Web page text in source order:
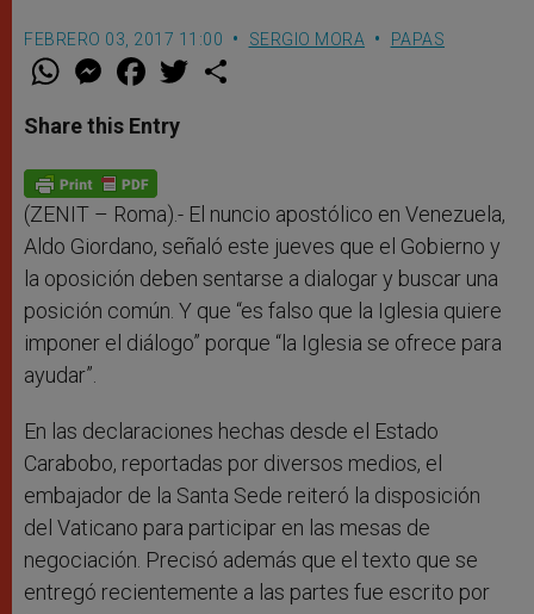
FEBRERO 03, 2017 11:00 SERGIO MORA PAPAS
W
t
s
p
p
M
e
s
e
g
e
F
a
e
b
o
k
w
Share this Entry
(ZENIT – Roma).- El nuncio apostólico en Venezuela,
Aldo Giordano, señaló este jueves que el Gobierno y
la oposición deben sentarse a dialogar y buscar una
posición común. Y que “es falso que la Iglesia quiere
imponer el diálogo” porque “la Iglesia se ofrece para
ayudar”.
En las declaraciones hechas desde el Estado
Carabobo, reportadas por diversos medios, el
embajador de la Santa Sede reiteró la disposición
del Vaticano para participar en las mesas de
negociación. Precisó además que el texto que se
entregó recientemente a las partes fue escrito por